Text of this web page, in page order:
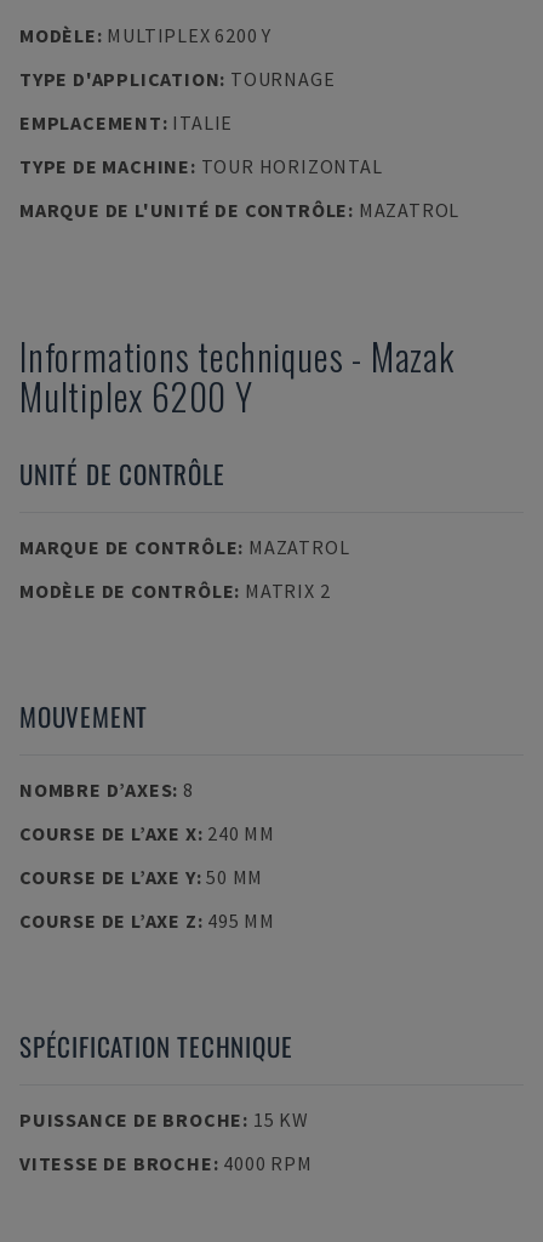
MODÈLE: MULTIPLEX 6200 Y
TYPE D'APPLICATION: TOURNAGE
EMPLACEMENT: ITALIE
TYPE DE MACHINE: TOUR HORIZONTAL
MARQUE DE L'UNITÉ DE CONTRÔLE: MAZATROL
Informations techniques - Mazak
Multiplex 6200 Y
UNITÉ DE CONTRÔLE
MARQUE DE CONTRÔLE: MAZATROL
MODÈLE DE CONTRÔLE: MATRIX 2
MOUVEMENT
NOMBRE D’AXES: 8
COURSE DE L’AXE X: 240 MM
COURSE DE L’AXE Y:50 MM
COURSE DE L’AXE Z: 495 MM
SPÉCIFICATION TECHNIQUE
PUISSANCE DE BROCHE: 15 KW
VITESSE DE BROCHE: 4000 RPM